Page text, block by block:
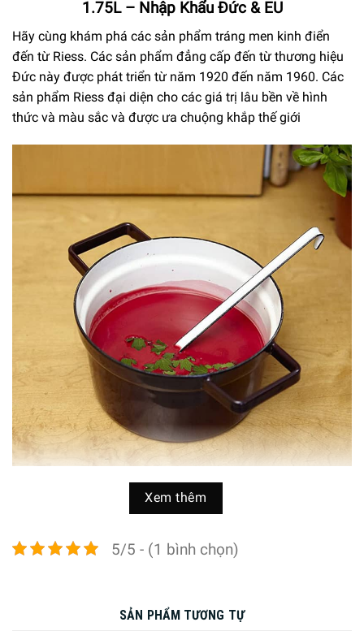
1.75L – Nhập Khẩu Đức & EU
Hãy cùng khám phá các sản phẩm tráng men kinh điển
đến từ Riess. Các sản phẩm đẳng cấp đến từ thương hiệu
Đức này được phát triển từ năm 1920 đến năm 1960. Các
sản phẩm Riess đại diện cho các giá trị lâu bền về hình
thức và màu sắc và được ưa chuộng khắp thế giới
Nồi Riess Aromapots Dark Aubergine có thiết kế kiểu dáng
dành riêng cho sản phẩm này của Riess. Sản phẩm có
bởi màu sắc của nồi. Với phần bên ngoài, màu cà tím đậm,
Xem thêm
5/5 - (1 bình chọn)
SẢN PHẨM TƯƠNG TỰ